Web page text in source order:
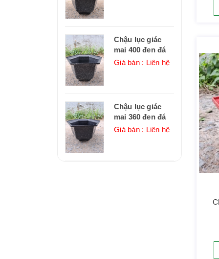
Chậu lục giác
mai 400 đen đá
Giá bán : Liên hệ
Chậu lục giác
mai 360 đen đá
Giá bán : Liên hệ